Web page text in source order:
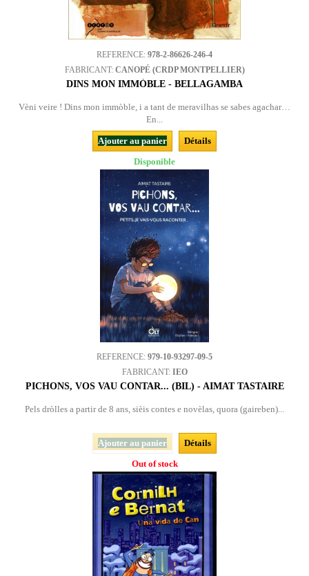
REFERENCE: 978-2-86626-246-4
FABRICANT: CANOPÉ (CRDP MONTPELLIER)
DINS MON IMMÒBLE - BELLAGAMBA
Vèni veire ! Dins mon immòble, i a tant de meravilhas se sabes agachar…
En...
Ajouter au panier
Détails
Disponible
REFERENCE: 979-10-93297-09-5
FABRICANT: IEO
PICHONS, VOS VAU CONTAR... (BIL) - AIMAT TASTAIRE
Pels dròlles a partir de 8 ans, sièis contes e novèlas, quora (gaireben)...
Ajouter au panier
Détails
Out of stock